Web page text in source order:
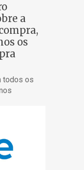
a
os
todos os